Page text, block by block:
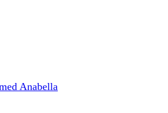
Anabella